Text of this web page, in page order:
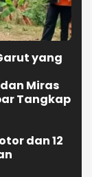
yang
Miras
Tangkap
dan 12